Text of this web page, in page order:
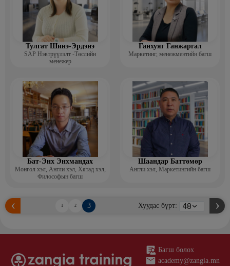
Тулгат Шинэ-Эрдэнэ
SAP Нэвтрүүлэлт -Төслийн
менежер
Ганхуяг Ганжаргал
Маркетинг, менежментийн багш
Бат-Энх Энхмандах
Монгол хэл, Англи хэл, Хятад хэл,
Философын багш
Шаандар Баттөмөр
Англи хэл, Маркетингийн багш
1 2 3 Хуудас бүрт:
Багш болох
academy@zangia.mn